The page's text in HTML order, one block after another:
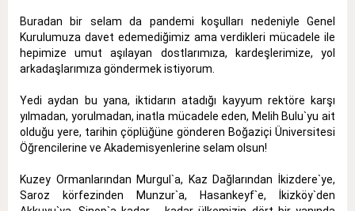
Buradan bir selam da pandemi koşulları nedeniyle Genel
Kurulumuza davet edemediğimiz ama verdikleri mücadele ile
hepimize umut aşılayan dostlarımıza, kardeşlerimize, yol
arkadaşlarımıza göndermek istiyorum.
Yedi aydan bu yana, iktidarın atadığı kayyum rektöre karşı
yılmadan, yorulmadan, inatla mücadele eden, Melih Bulu`yu ait
olduğu yere, tarihin çöplüğüne gönderen Boğaziçi Üniversitesi
Öğrencilerine ve Akademisyenlerine selam olsun!
Kuzey Ormanlarından Murgul`a, Kaz Dağlarından İkizdere`ye,
Saroz körfezinden Munzur`a, Hasankeyf`e, İkizköy`den